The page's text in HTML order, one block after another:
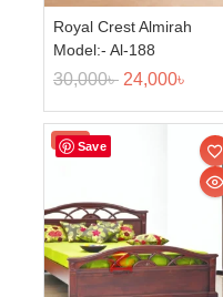
Royal Crest Almirah
Model:- Al-188
30,000৳ 24,000৳
Save
Sale!